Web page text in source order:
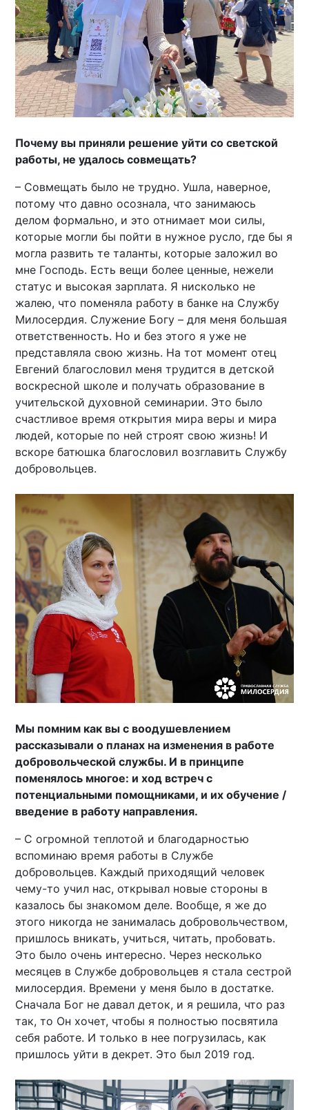
Почему вы приняли решение уйти со светской
работы, не удалось совмещать?
– Совмещать было не трудно. Ушла, наверное,
потому что давно осознала, что занимаюсь
делом формально, и это отнимает мои силы,
которые могли бы пойти в нужное русло, где бы я
могла развить те таланты, которые заложил во
мне Господь. Есть вещи более ценные, нежели
статус и высокая зарплата. Я нисколько не
жалею, что поменяла работу в банке на Службу
Милосердия. Служение Богу – для меня большая
ответственность. Но и без этого я уже не
представляла свою жизнь. На тот момент отец
Евгений благословил меня трудится в детской
воскресной школе и получать образование в
учительской духовной семинарии. Это было
счастливое время открытия мира веры и мира
людей, которые по ней строят свою жизнь! И
вскоре батюшка благословил возглавить Службу
добровольцев.
Мы помним как вы с воодушевлением
рассказывали о планах на изменения в работе
добровольческой службы. И в принципе
поменялось многое: и ход встреч с
потенциальными помощниками, и их обучение /
введение в работу направления.
– С огромной теплотой и благодарностью
вспоминаю время работы в Службе
добровольцев. Каждый приходящий человек
чему-то учил нас, открывал новые стороны в
казалось бы знакомом деле. Вообще, я же до
этого никогда не занималась добровольчеством,
пришлось вникать, учиться, читать, пробовать.
Это было очень интересно. Через несколько
месяцев в Службе добровольцев я стала сестрой
милосердия. Времени у меня было в достатке.
Сначала Бог не давал деток, и я решила, что раз
так, то Он хочет, чтобы я полностью посвятила
себя работе. И только в нее погрузилась, как
пришлось уйти в декрет. Это был 2019 год.